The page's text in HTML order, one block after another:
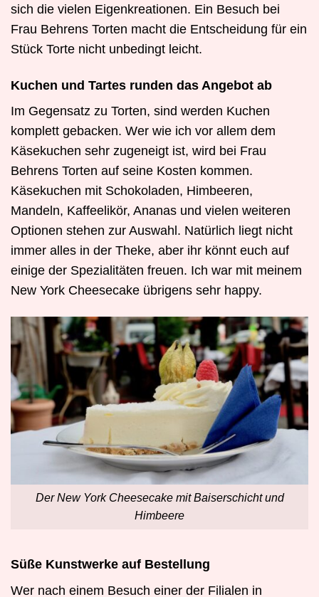
sich die vielen Eigenkreationen. Ein Besuch bei
Frau Behrens Torten macht die Entscheidung für ein
Stück Torte nicht unbedingt leicht.
Kuchen und Tartes runden das Angebot ab
Im Gegensatz zu Torten, sind werden Kuchen
komplett gebacken. Wer wie ich vor allem dem
Käsekuchen sehr zugeneigt ist, wird bei Frau
Behrens Torten auf seine Kosten kommen.
Käsekuchen mit Schokoladen, Himbeeren,
Mandeln, Kaffeelikör, Ananas und vielen weiteren
Optionen stehen zur Auswahl. Natürlich liegt nicht
immer alles in der Theke, aber ihr könnt euch auf
einige der Spezialitäten freuen. Ich war mit meinem
New York Cheesecake übrigens sehr happy.
Der New York Cheesecake mit Baiserschicht und
Himbeere
Süße Kunstwerke auf Bestellung
Wer nach einem Besuch einer der Filialen in